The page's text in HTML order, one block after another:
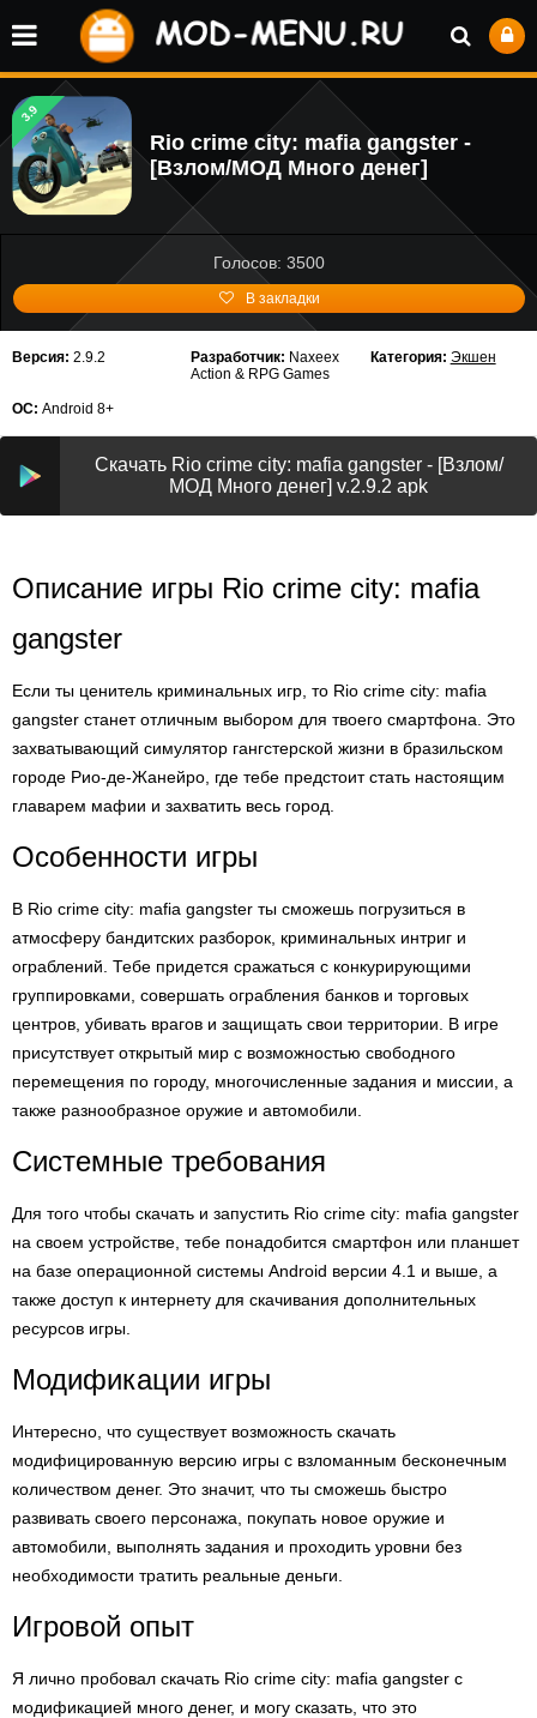
3.9
Rio crime city: mafia gangster -
[Взлом/МОД Много денег]
Голосов: 3500
В закладки
Версия: 2.9.2 Разработчик: Naxeex
Action & RPG Games
Категория: Экшен
ОС: Android 8+
Скачать Rio crime city: mafia gangster - [Взлом/
МОД Много денег] v.2.9.2 apk
Описание игры Rio crime city: mafia
gangster
Если ты ценитель криминальных игр, то Rio crime city: mafia
gangster станет отличным выбором для твоего смартфона. Это
захватывающий симулятор гангстерской жизни в бразильском
городе Рио-де-Жанейро, где тебе предстоит стать настоящим
главарем мафии и захватить весь город.
Особенности игры
В Rio crime city: mafia gangster ты сможешь погрузиться в
атмосферу бандитских разборок, криминальных интриг и
ограблений. Тебе придется сражаться с конкурирующими
группировками, совершать ограбления банков и торговых
центров, убивать врагов и защищать свои территории. В игре
присутствует открытый мир с возможностью свободного
перемещения по городу, многочисленные задания и миссии, а
также разнообразное оружие и автомобили.
Системные требования
Для того чтобы скачать и запустить Rio crime city: mafia gangster
на своем устройстве, тебе понадобится смартфон или планшет
на базе операционной системы Android версии 4.1 и выше, а
также доступ к интернету для скачивания дополнительных
ресурсов игры.
Модификации игры
Интересно, что существует возможность скачать
модифицированную версию игры с взломанным бесконечным
количеством денег. Это значит, что ты сможешь быстро
развивать своего персонажа, покупать новое оружие и
автомобили, выполнять задания и проходить уровни без
необходимости тратить реальные деньги.
Игровой опыт
Я лично пробовал скачать Rio crime city: mafia gangster с
модификацией много денег, и могу сказать, что это